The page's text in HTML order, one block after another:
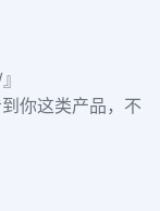
你这类产品，不